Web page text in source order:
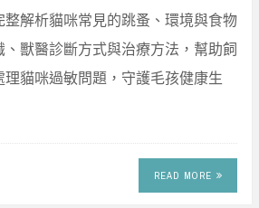
解析貓咪常見的跳蚤、環境與食物
獸醫診斷方式與治療方法，幫助飼
貓咪過敏問題，守護毛孩健康生
READ MORE